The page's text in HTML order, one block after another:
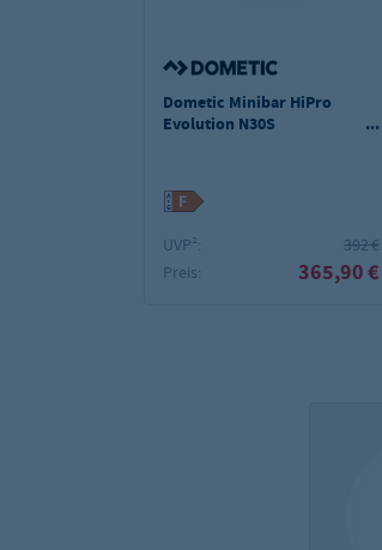
Dometic Minibar HiPro
Evolution N30S
UVP²:
392 €
Preis:
365,90 €